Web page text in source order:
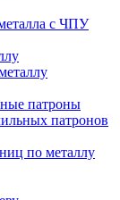
с ЧПУ
патроны
патронов
по металлу